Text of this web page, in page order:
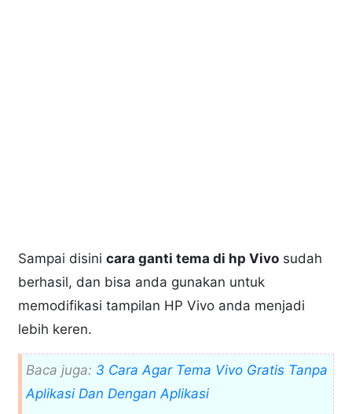
Sampai disinicara ganti tema di hp Vivo sudah
berhasil, dan bisa anda gunakan untuk
memodifikasi tampilan HP Vivo anda menjadi
lebih keren.
Baca juga: 3 Cara Agar Tema Vivo Gratis Tanpa
Aplikasi Dan Dengan Aplikasi